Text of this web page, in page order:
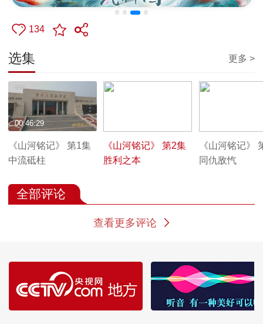
134
选集 更多 >
《山河铭记》 第1集
中流砥柱
00:46:29
《山河铭记》 第2集
胜利之本
《山河铭记》
同仇敌忾
全部评论
查看更多评论